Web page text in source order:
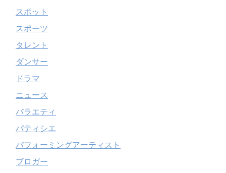
スポット
スポーツ
タレント
ダンサー
ドラマ
ニュース
バラエティ
パティシエ
パフォーミングアーティスト
ブロガー